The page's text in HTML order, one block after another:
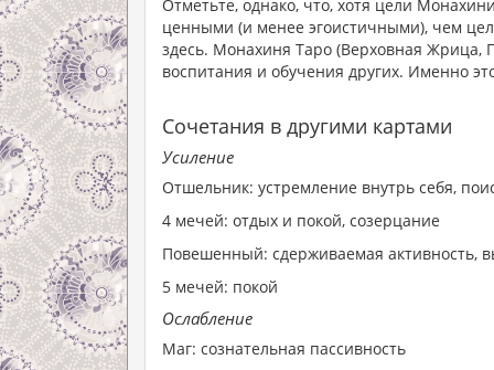
Отметьте, однако, что, хотя цели
ценными (и менее эгоистичными), чем
здесь. Монахиня Таро (Верховная Жрица,
воспитания и обучения других. Именно
Сочетания в другими картами
Усиление
Отшельник: устремление внутрь себя,
4 мечей: отдых и покой, созерцание
Повешенный: сдерживаемая активность,
5 мечей: покой
Ослабление
Маг: сознательная пассивность